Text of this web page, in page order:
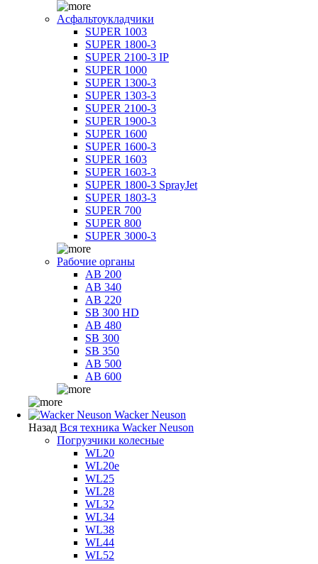
Асфальтоукладчики
SUPER 1003
SUPER 1800-3
SUPER 2100-3 IP
SUPER 1000
SUPER 1300-3
SUPER 1303-3
SUPER 2100-3
SUPER 1900-3
SUPER 1600
SUPER 1600-3
SUPER 1603
SUPER 1603-3
SUPER 1800-3 SprayJet
SUPER 1803-3
SUPER 700
SUPER 800
SUPER 3000-3
Рабочие органы
AB 200
AB 340
AB 220
SB 300 HD
AB 480
SB 300
SB 350
AB 500
AB 600
Wacker Neuson
Назад Вся техника Wacker Neuson
Погрузчики колесные
WL20
WL20e
WL25
WL28
WL32
WL34
WL38
WL44
WL52